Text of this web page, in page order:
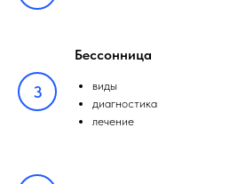
Бессонница
виды
диагностика
лечение